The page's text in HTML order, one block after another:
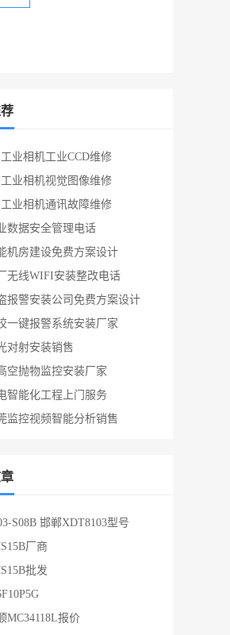
，PMS150，PMS153，PMS156，
业相机工业CCD维修
业相机视觉图像维修
业相机通讯故障维修
数据安全管理电话
机房建设免费方案设计
无线WIFI安装整改电话
报警安装公司免费方案设计
一键报警系统安装厂家
对射安装销售
空抛物监控安装厂家
智能化工程上门服务
监控视频智能分析销售
S08B 邯郸XDT8103型号
厂商
批发
MC34118L报价